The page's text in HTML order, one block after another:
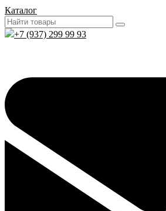
Каталог
+7 (937) 299 99 93